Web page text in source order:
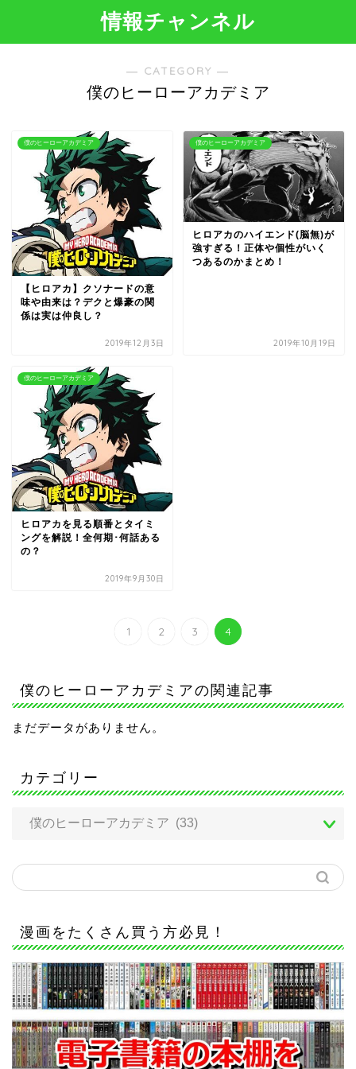
情報チャンネル
― CATEGORY ―
僕のヒーローアカデミア
僕のヒーローアカデミア
【ヒロアカ】クソナードの意
味や由来は？デクと爆豪の関
係は実は仲良し？
2019年12月3日
僕のヒーローアカデミア
ヒロアカのハイエンド(脳無)が
強すぎる！正体や個性がいく
つあるのかまとめ！
2019年10月19日
僕のヒーローアカデミア
ヒロアカを見る順番とタイミ
ングを解説！全何期･何話ある
の？
2019年9月30日
1 2 3 4
僕のヒーローアカデミアの関連記事
まだデータがありません。
カテゴリー
漫画をたくさん買う方必見！